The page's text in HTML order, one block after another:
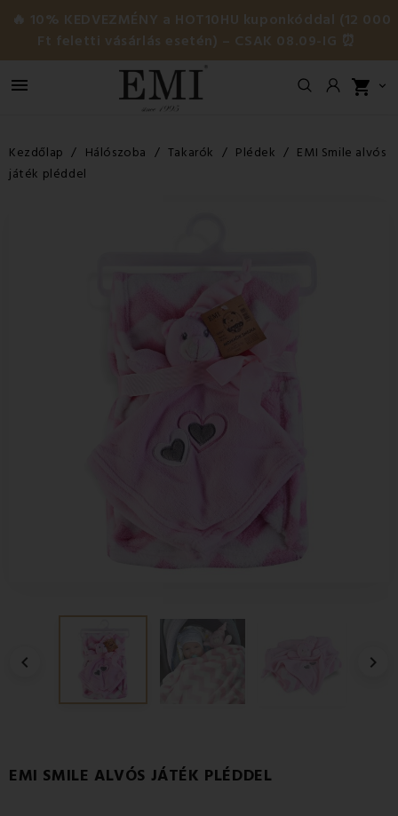
🔥 10% KEDVEZMÉNY a HOT10HU kuponkóddal (12 000
Ft feletti vásárlás esetén) – CSAK 08.09-IG ⏰
 shopping_cart 
Kezdőlap Hálószoba Takarók Plédek
EMI Smile alvós
játék pléddel
 
EMI SMILE ALVÓS JÁTÉK PLÉDDEL